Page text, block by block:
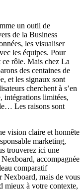
un outil de
de la Business
les visualiser
les équipes. Pour
ce rôle. Mais chez La
des centaines de
et les signaux sont
cherchent à s’en
intégrations limitées,
Les raisons sont
vision claire et honnête
marketing,
trouverez ici une
accompagnée
comparatif
Nexboard, mais de vous
mieux à votre contexte,